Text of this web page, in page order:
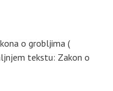
o grobljima (
tekstu: Zakon o